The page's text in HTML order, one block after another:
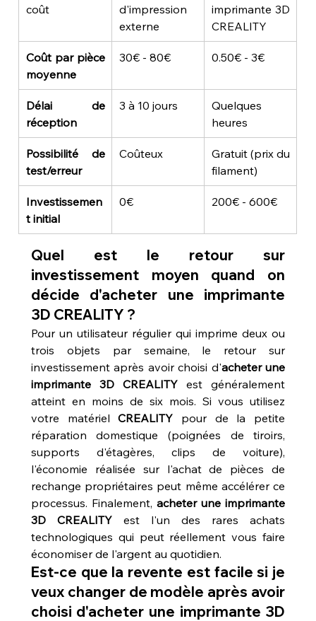
coût
d'impression
externe
imprimante 3D
CREALITY
Coût par pièce
moyenne
30€ - 80€ 0.50€ - 3€
Délai de
réception
3 à 10 jours
Quelques
heures
Possibilité de
test/erreur
Coûteux
Gratuit (prix du
filament)
Investissemen
t initial
0€ 200€ - 600€
Quel est le retour sur
investissement moyen quand on
décide d'acheter une imprimante
3D CREALITY ?
Pour un utilisateur régulier qui imprime deux ou
trois objets par semaine, le retour sur
investissement après avoir choisi d'acheter une
imprimante 3D CREALITY est généralement
atteint en moins de six mois. Si vous utilisez
votre matériel CREALITY pour de la petite
réparation domestique (poignées de tiroirs,
supports d'étagères, clips de voiture),
l'économie réalisée sur l'achat de pièces de
rechange propriétaires peut même accélérer ce
processus. Finalement, acheter une imprimante
3D CREALITY est l'un des rares achats
technologiques qui peut réellement vous faire
économiser de l'argent au quotidien.
Est-ce que la revente est facile si je
veux changer de modèle après avoir
choisi d'acheter une imprimante 3D